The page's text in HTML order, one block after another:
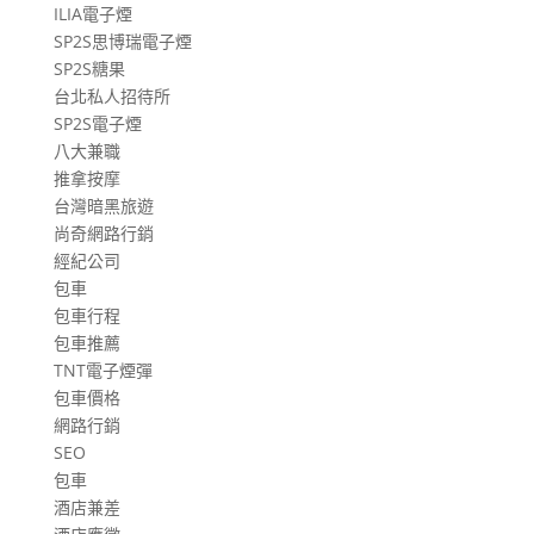
ILIA電子煙
SP2S思博瑞電子煙
SP2S糖果
台北私人招待所
SP2S電子煙
八大兼職
推拿按摩
台灣暗黑旅遊
尚奇網路行銷
經紀公司
包車
包車行程
包車推薦
TNT電子煙彈
包車價格
網路行銷
SEO
包車
酒店兼差